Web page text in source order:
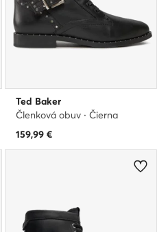
Ted Baker
Členková obuv · Čierna
159,99 €